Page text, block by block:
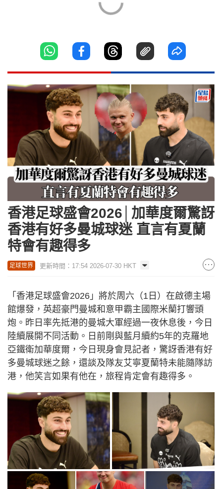
香港足球盛會2026│加華度爾驚訝
香港有好多曼城球迷 直言有夏蘭
特會有趣得多
足球世界 更新時間：17:54 2026-07-30 HKT
「香港足球盛會2026」將於周六（1日）在啟德主場
館爆發，英超豪門曼城和意甲霸主國際米蘭打響頭
炮。昨日率先抵港的曼城大軍經過一夜休息後，今日
陸續展開不同活動。日前剛與藍月續約5年的克羅地
亞鐵衛加華度爾，今日現身會見記者，驚訝香港有好
多曼城球迷之餘，還談及隊友艾寧夏蘭特未能隨隊訪
港，他笑言如果有他在，旅程肯定會有趣得多。